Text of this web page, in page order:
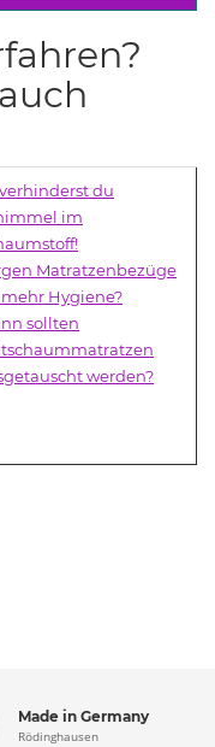
du
im
Matratzenbezüge
Hygiene?
sollten
werden?
Made in Germany
Rödinghausen